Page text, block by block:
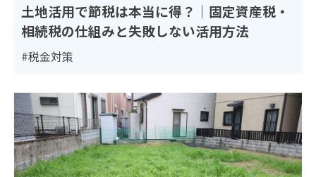
土地活用で節税は本当に得？｜固定資産税・
相続税の仕組みと失敗しない活用方法
#税金対策